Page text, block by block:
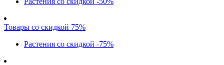
Товары со скидкой 75%
Растения со скидкой -75%